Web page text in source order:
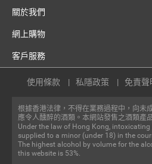
關於我們
網上購物
客戶服務
根據香港法律，不得在業務過程中，向未
應令人醺醉的酒類。本網站發售之酒類產
Under the law of Hong Kong,
supplied to a minor (under 18) in the
The highest alcohol by volume for the
this website is 53%.
使用條款 私隱政策 免責聲